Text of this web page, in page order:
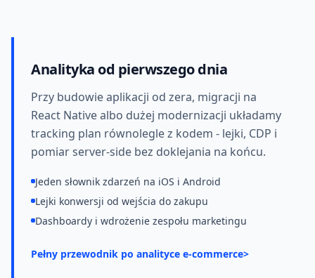
Analityka od pierwszego dnia
Przy budowie aplikacji od zera, migracji na
React Native albo dużej modernizacji układamy
tracking plan równolegle z kodem - lejki, CDP i
pomiar server-side bez doklejania na końcu.
Jeden słownik zdarzeń na iOS i Android
Lejki konwersji od wejścia do zakupu
Dashboardy i wdrożenie zespołu marketingu
Pełny przewodnik po analityce e-commerce>